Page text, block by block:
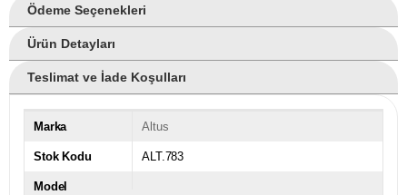
Ödeme Seçenekleri
Ürün Detayları
Teslimat ve İade Koşulları
Marka Altus
Stok Kodu ALT.783
Model